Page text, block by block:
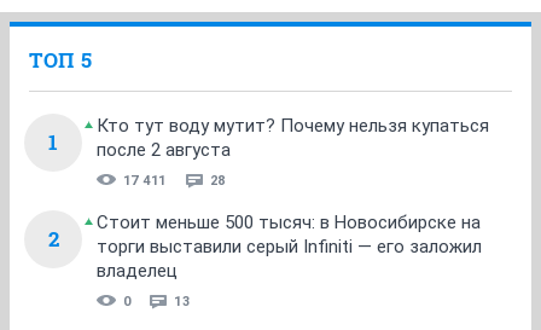
ТОП 5
1
Кто тут воду мутит? Почему нельзя купаться
после 2 августа
17 411 28
2
Стоит меньше 500 тысяч: в Новосибирске на
торги выставили серый Infiniti — его заложил
владелец
0 13